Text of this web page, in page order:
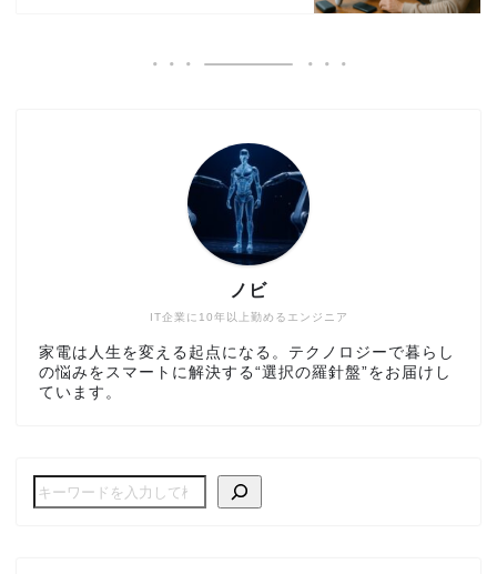
IT企業に10年以上勤めるエンジニア
ノビ
家電は人生を変える起点になる。テクノロジーで暮らし
の悩みをスマートに解決する“選択の羅針盤”をお届けし
ています。